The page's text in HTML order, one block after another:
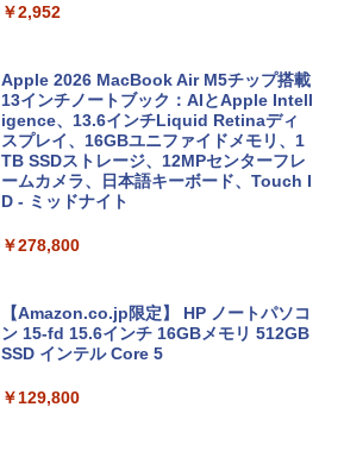
￥2,952
Apple 2026 MacBook Air M5チップ搭載
13インチノートブック：AIとApple Intell
igence、13.6インチLiquid Retinaディ
スプレイ、16GBユニファイドメモリ、1
TB SSDストレージ、12MPセンターフレ
ームカメラ、日本語キーボード、Touch I
D - ミッドナイト
￥278,800
【Amazon.co.jp限定】 HP ノートパソコ
ン 15-fd 15.6インチ 16GBメモリ 512GB
SSD インテル Core 5
￥129,800